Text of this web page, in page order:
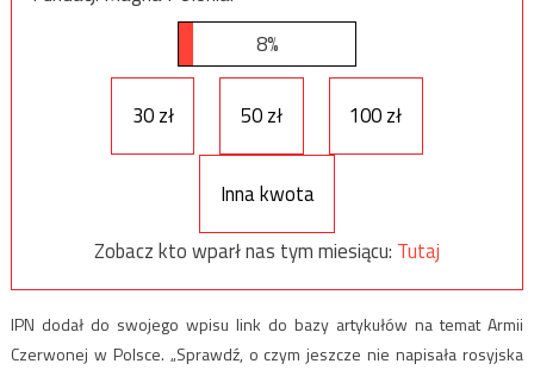
8%
30 zł 50 zł 100 zł
Inna kwota
Zobacz kto wparł nas tym miesiącu: Tutaj
IPN dodał do swojego wpisu link do bazy artykułów na temat Armii
Czerwonej w Polsce. „Sprawdź, o czym jeszcze nie napisała rosyjska